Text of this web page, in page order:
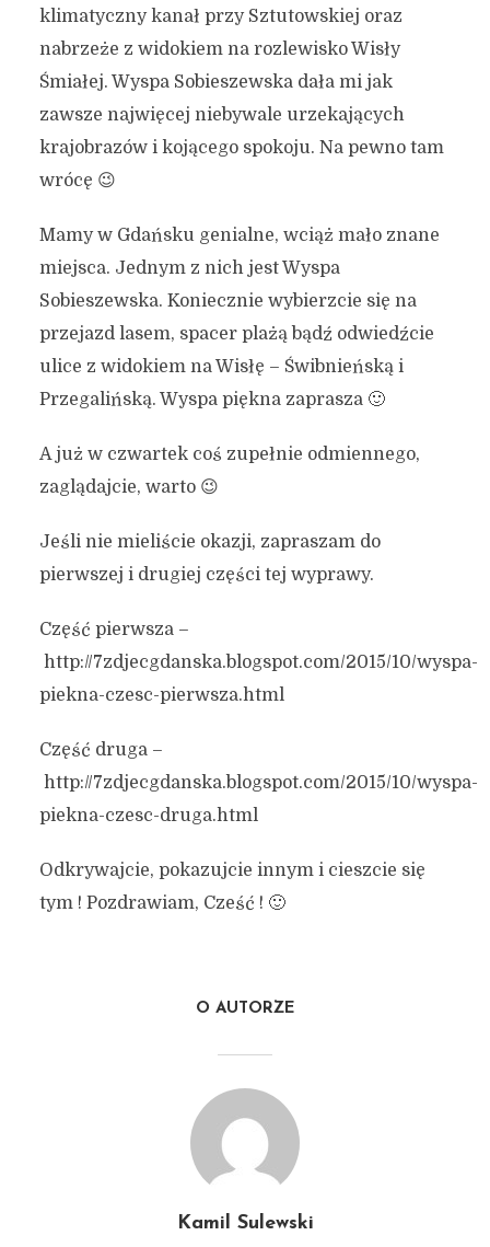
klimatyczny kanał przy Sztutowskiej oraz
nabrzeże z widokiem na rozlewisko Wisły
Śmiałej. Wyspa Sobieszewska dała mi jak
zawsze najwięcej niebywale urzekających
krajobrazów i kojącego spokoju. Na pewno tam
wrócę 😉
Mamy w Gdańsku genialne, wciąż mało znane
miejsca. Jednym z nich jest Wyspa
Sobieszewska. Koniecznie wybierzcie się na
przejazd lasem, spacer plażą bądź odwiedźcie
ulice z widokiem na Wisłę – Świbnieńską i
Przegalińską. Wyspa piękna zaprasza 🙂
A już w czwartek coś zupełnie odmiennego,
zaglądajcie, warto 😉
Jeśli nie mieliście okazji, zapraszam do
pierwszej i drugiej części tej wyprawy.
Część pierwsza –
http://7zdjecgdanska.blogspot.com/2015/10/wyspa-
piekna-czesc-pierwsza.html
Część druga –
http://7zdjecgdanska.blogspot.com/2015/10/wyspa-
piekna-czesc-druga.html
Odkrywajcie, pokazujcie innym i cieszcie się
tym ! Pozdrawiam, Cześć ! 🙂
O AUTORZE
Kamil Sulewski